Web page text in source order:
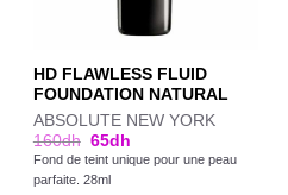
HD FLAWLESS FLUID
FOUNDATION NATURAL
ABSOLUTE NEW YORK
160dh 65dh
Fond de teint unique pour une peau
parfaite. 28ml